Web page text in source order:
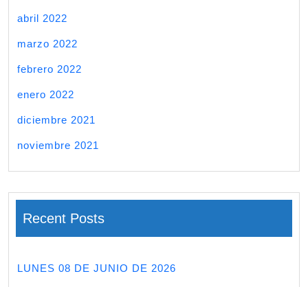
abril 2022
marzo 2022
febrero 2022
enero 2022
diciembre 2021
noviembre 2021
Recent Posts
LUNES 08 DE JUNIO DE 2026